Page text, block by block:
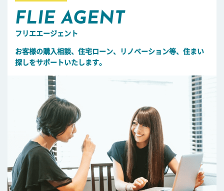
FLIE AGENT
フリエエージェント
お客様の購入相談、住宅ローン、リノベーション等、住まい
探しをサポートいたします。